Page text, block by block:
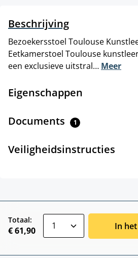
Beschrijving
Bezoekersstoel Toulouse
Eetkamerstoel Toulouse
een exclusieve uitstral… Meer
Eigenschappen
Documents 1
Veiligheidsinstructies
Totaal:
€ 61,90 In